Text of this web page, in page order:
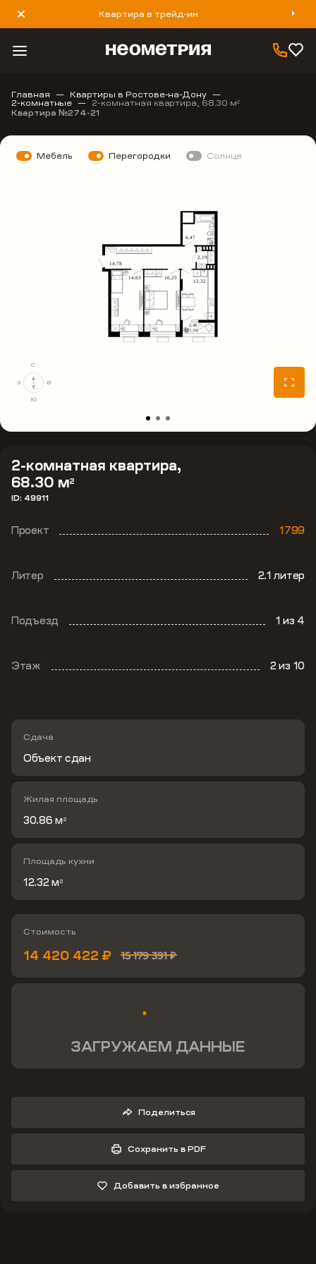
Квартира в трейд-ин
8 800 777 40 93
Главная Квартиры в Ростове-на-Дону
2-комнатные 2-комнатная квартира, 68.30 м2
Квартира №274-21
2-комнатная квартира,
68.30 м2
ID: 49911
Проект 1799
Литер 2.1 литер
Подъезд 1из 4
Этаж 2из 10
Сдача
Объект сдан
Жилая площадь
30.86 м 2
Площадь кухни
12.32 м 2
Стоимость
15 179 391 ₽
14 420 422 ₽
ЗАГРУЖАЕМ ДАННЫЕ
Поделиться
Сохранить в PDF
Добавить в избранное
Мебель Перегородки Солнце
С
В
Ю
З